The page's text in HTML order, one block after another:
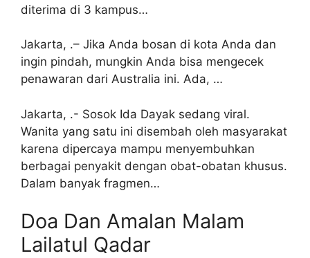
diterima di 3 kampus…
Jakarta, .– Jika Anda bosan di kota Anda dan
ingin pindah, mungkin Anda bisa mengecek
penawaran dari Australia ini. Ada, …
Jakarta, .- Sosok Ida Dayak sedang viral.
Wanita yang satu ini disembah oleh masyarakat
karena dipercaya mampu menyembuhkan
berbagai penyakit dengan obat-obatan khusus.
Dalam banyak fragmen…
Doa Dan Amalan Malam
Lailatul Qadar